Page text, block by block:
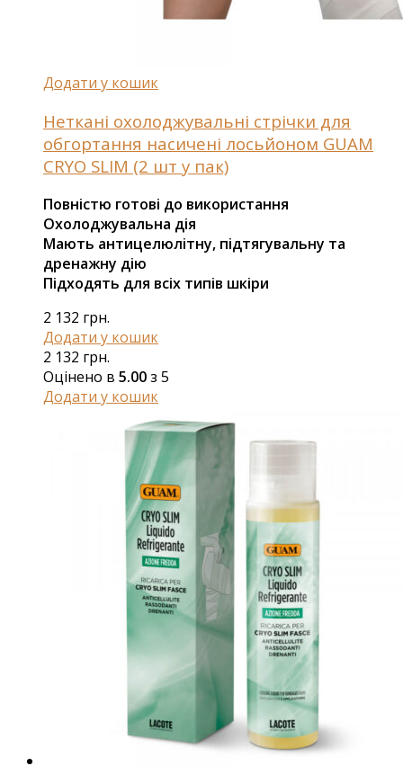
Додати у кошик
Неткані охолоджувальні стрічки для
обгортання насичені лосьйоном GUAM
CRYO SLIM (2 шт у пак)
Повністю готові до використання
Охолоджувальна дія
Мають антицелюлітну, підтягувальну та
дренажну дію
Підходять для всіх типів шкіри
2 132 грн.
Додати у кошик
2 132 грн.
Оцінено в 5.00з 5
Додати у кошик